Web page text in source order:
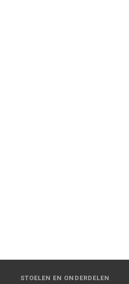
STOELEN EN ONDERDELEN